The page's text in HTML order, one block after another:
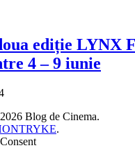
ediție LYNX
4 – 9 iunie
Blog de Cinema.
.